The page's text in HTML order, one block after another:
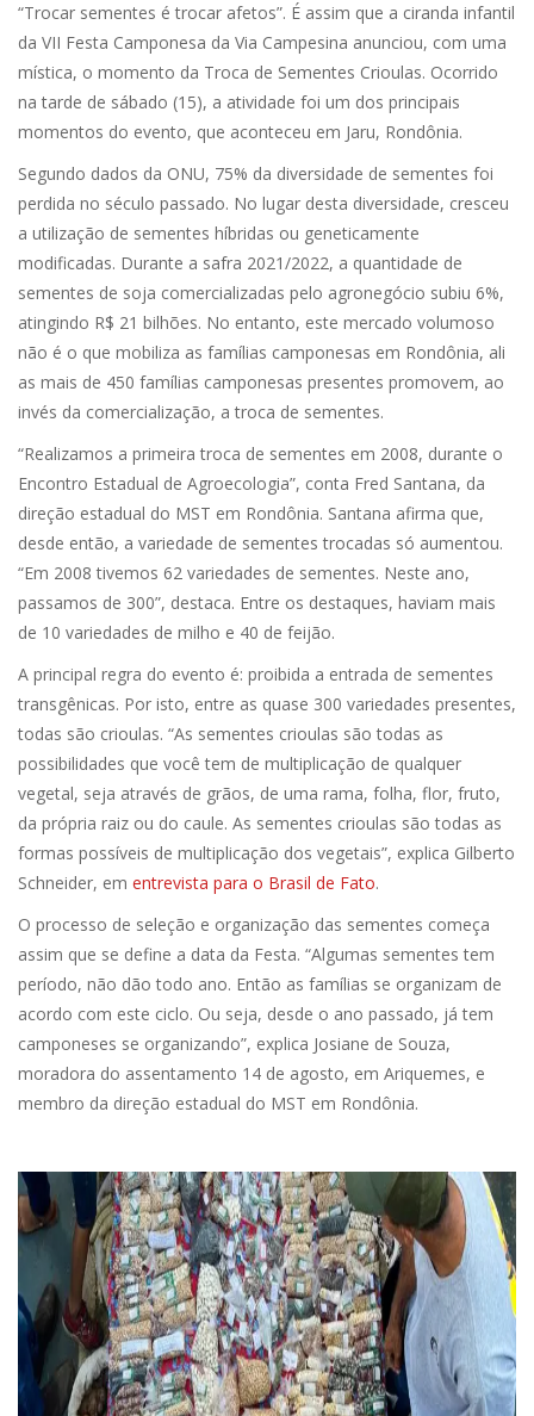
“Trocar sementes é trocar afetos”. É assim que a ciranda infantil
da VII Festa Camponesa da Via Campesina anunciou, com uma
mística, o momento da Troca de Sementes Crioulas. Ocorrido
na tarde de sábado (15), a atividade foi um dos principais
momentos do evento, que aconteceu em Jaru, Rondônia.
Segundo dados da ONU, 75% da diversidade de sementes foi
perdida no século passado. No lugar desta diversidade, cresceu
a utilização de sementes híbridas ou geneticamente
modificadas. Durante a safra 2021/2022, a quantidade de
sementes de soja comercializadas pelo agronegócio subiu 6%,
atingindo R$ 21 bilhões. No entanto, este mercado volumoso
não é o que mobiliza as famílias camponesas em Rondônia, ali
as mais de 450 famílias camponesas presentes promovem, ao
invés da comercialização, a troca de sementes.
“Realizamos a primeira troca de sementes em 2008, durante o
Encontro Estadual de Agroecologia”, conta Fred Santana, da
direção estadual do MST em Rondônia. Santana afirma que,
desde então, a variedade de sementes trocadas só aumentou.
“Em 2008 tivemos 62 variedades de sementes. Neste ano,
passamos de 300”, destaca. Entre os destaques, haviam mais
de 10 variedades de milho e 40 de feijão.
A principal regra do evento é: proibida a entrada de sementes
transgênicas. Por isto, entre as quase 300 variedades presentes,
todas são crioulas. “As sementes crioulas são todas as
possibilidades que você tem de multiplicação de qualquer
vegetal, seja através de grãos, de uma rama, folha, flor, fruto,
da própria raiz ou do caule. As sementes crioulas são todas as
formas possíveis de multiplicação dos vegetais”, explica Gilberto
Schneider, em entrevista para o Brasil de Fato.
O processo de seleção e organização das sementes começa
assim que se define a data da Festa. “Algumas sementes tem
período, não dão todo ano. Então as famílias se organizam de
acordo com este ciclo. Ou seja, desde o ano passado, já tem
camponeses se organizando”, explica Josiane de Souza,
moradora do assentamento 14 de agosto, em Ariquemes, e
membro da direção estadual do MST em Rondônia.